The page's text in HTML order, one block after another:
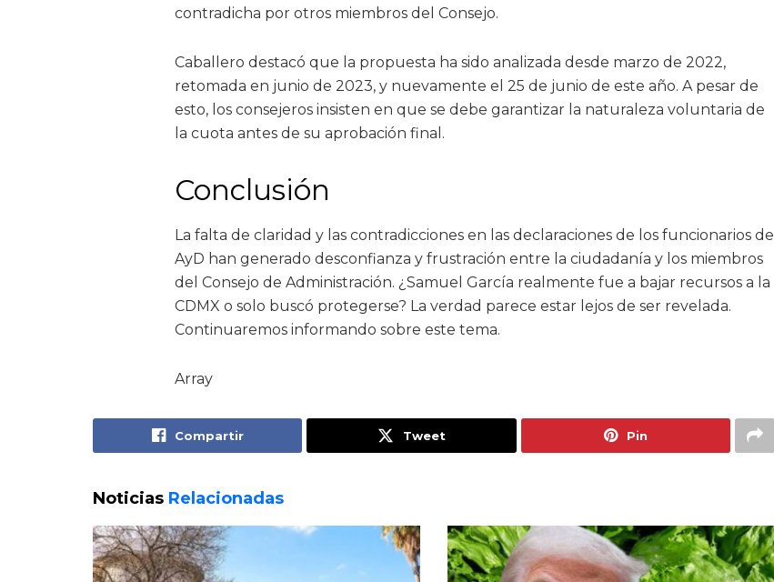
contradicha por otros miembros del Consejo.
Caballero destacó que la propuesta ha sido analizada desde marzo de 2022,
retomada en junio de 2023, y nuevamente el 25 de junio de este año. A pesar de
esto, los consejeros insisten en que se debe garantizar la naturaleza voluntaria de
la cuota antes de su aprobación final.
Conclusión
La falta de claridad y las contradicciones en las declaraciones de los funcionarios de
AyD han generado desconfianza y frustración entre la ciudadanía y los miembros
del Consejo de Administración. ¿Samuel García realmente fue a bajar recursos a la
CDMX o solo buscó protegerse? La verdad parece estar lejos de ser revelada.
Continuaremos informando sobre este tema.
Array
Compartir Tweet Pin
Noticias Relacionadas